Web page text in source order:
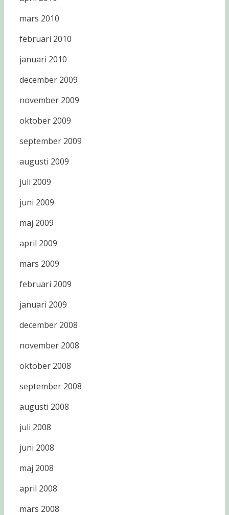
mars 2010
februari 2010
januari 2010
december 2009
november 2009
oktober 2009
september 2009
augusti 2009
juli 2009
juni 2009
maj 2009
april 2009
mars 2009
februari 2009
januari 2009
december 2008
november 2008
oktober 2008
september 2008
augusti 2008
juli 2008
juni 2008
maj 2008
april 2008
mars 2008